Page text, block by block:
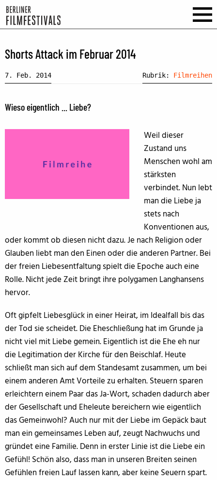
Shorts Attack im Februar 2014
7. Feb. 2014 Rubrik: Filmreihen
Wieso eigentlich ... Liebe?
Weil dieser
Zustand uns
Menschen wohl am
stärksten
verbindet. Nun lebt
man die Liebe ja
stets nach
Konventionen aus,
oder kommt ob diesen nicht dazu. Je nach Religion oder
Glauben liebt man den Einen oder die anderen Partner. Bei
der freien Liebesentfaltung spielt die Epoche auch eine
Rolle. Nicht jede Zeit bringt ihre polygamen Langhansens
hervor.
Oft gipfelt Liebesglück in einer Heirat, im Idealfall bis das
der Tod sie scheidet. Die Eheschließung hat im Grunde ja
nicht viel mit Liebe gemein. Eigentlich ist die Ehe eh nur
die Legitimation der Kirche für den Beischlaf. Heute
schließt man sich auf dem Standesamt zusammen, um bei
einem anderen Amt Vorteile zu erhalten. Steuern sparen
erleichtern einem Paar das Ja-Wort, schaden dadurch aber
der Gesellschaft und Eheleute bereichern wie eigentlich
das Gemeinwohl? Auch nur mit der Liebe im Gepäck baut
man ein gemeinsames Leben auf, zeugt Nachwuchs und
gründet eine Familie. Denn in erster Linie ist die Liebe ein
Gefühl! Schön also, dass man in unseren Breiten seinen
Gefühlen freien Lauf lassen kann, aber keine Seuern spart.